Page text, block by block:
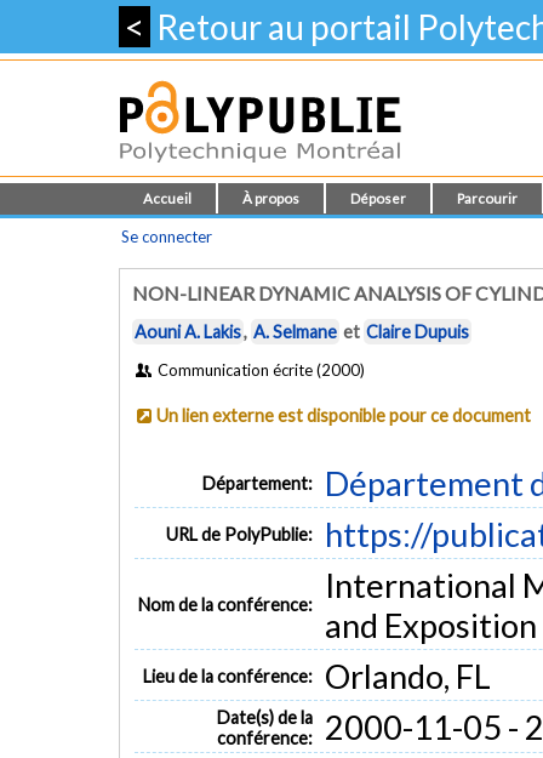
< Retour au portail
Accueil À propos Déposer Parcourir
Se connecter
NON-LINEAR DYNAMIC ANALYSIS OF
Aouni A. Lakis, A. Selmane et Claire Dupuis
Communication écrite (2000)
Un lien externe est disponible pour ce document
Département: Département
URL de PolyPublie: https://
Nom de la conférence:
International
and
Lieu de la conférence: Orlando, FL
Date(s) de la
conférence:
2000-11-05 -